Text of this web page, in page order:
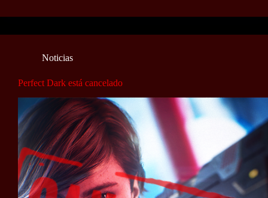
Noticias
Perfect Dark está cancelado